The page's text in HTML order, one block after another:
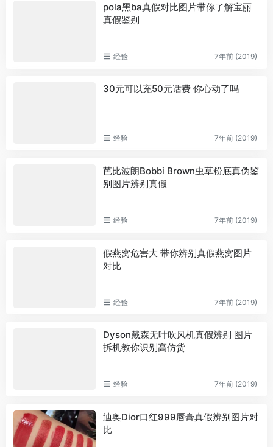
pola黑ba真假对比图片带你了解宝丽
真假鉴别
经验 7年前 (2019)
30元可以充50元话费 你心动了吗
经验 7年前 (2019)
芭比波朗Bobbi Brown虫草粉底真伪鉴
别图片辨别真假
经验 7年前 (2019)
假燕窝危害大 带你辨别真假燕窝图片
对比
经验 7年前 (2019)
Dyson戴森无叶吹风机真假辨别 图片
拆机教你识别高仿货
经验 7年前 (2019)
迪奥Dior口红999唇膏真假辨别图片对
比